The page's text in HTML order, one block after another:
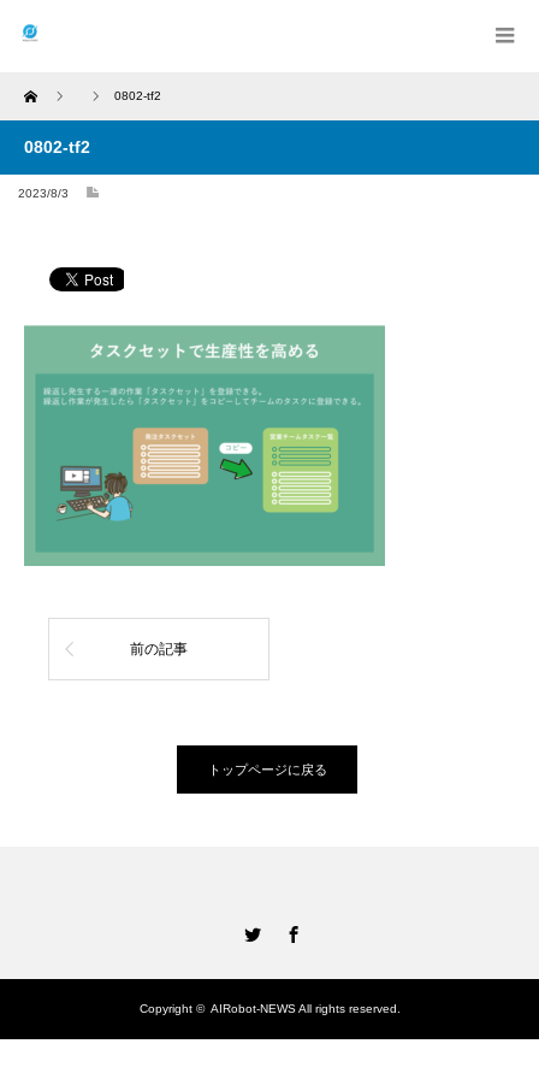
Home 0802-tf2
0802-tf2
2023/8/3
前の記事
トップページに戻る
Copyright © AIRobot-NEWSAll rights reserved.